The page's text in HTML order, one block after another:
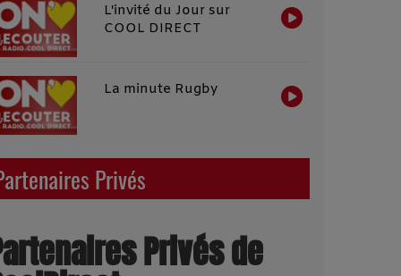
L'invité du Jour sur
COOL DIRECT
La minute Rugby
Privés
Privés de